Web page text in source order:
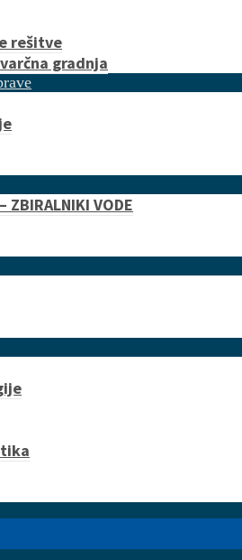
rešitve
gradnja
ZBIRALNIKI VODE